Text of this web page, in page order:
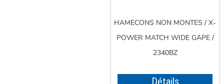
HAMECONS NON MONTES / X-
POWER MATCH WIDE GAPE /
2340BZ
Détails